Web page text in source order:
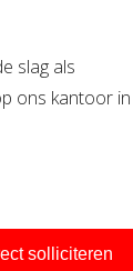
slag als
ons kantoor in
solliciteren